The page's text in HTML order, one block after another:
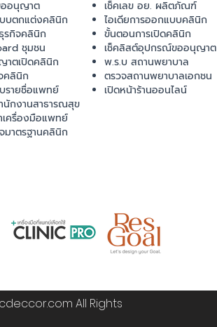
ออนุญาต
บตกแต่งคลินิก
รกิจคลินิก
ชุมชน
าตเปิดคลินิก
คลินิก
รายชื่อแพทย์
กงานสาธารณสุข
เครื่องมือแพทย์
มาตรฐานคลินิก
เช็คเลข อย. ผลิตภัณฑ์
ไอเดียการออกแบบคลินิก
ขั้นตอนการเปิดคลินิก
เช็คลิสต์อุปกรณ์ขออนุญาต
พ.ร.บ สถานพยาบาล
ตรวจสถานพยาบาลเอกชน
เปิดหน้าร้านออนไลน์
All Rights